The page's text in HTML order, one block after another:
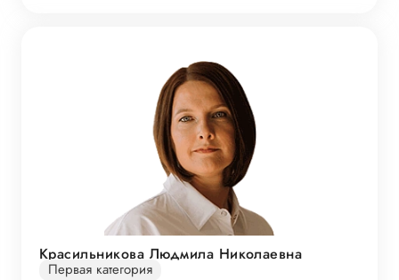
Красильникова Людмила Николаевна
Первая категория